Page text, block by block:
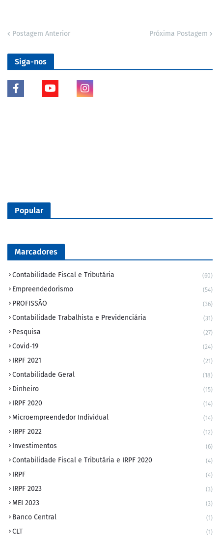
Postagem Anterior Próxima Postagem
Siga-nos
Popular
Marcadores
Contabilidade Fiscal e Tributária (60)
Empreendedorismo (54)
PROFISSÃO (36)
Contabilidade Trabalhista e Previdenciária (31)
Pesquisa (27)
Covid-19 (24)
IRPF 2021 (21)
Contabilidade Geral (18)
Dinheiro (15)
IRPF 2020 (14)
Microempreendedor Individual (14)
IRPF 2022 (12)
Investimentos (6)
Contabilidade Fiscal e Tributária e IRPF 2020 (4)
IRPF (4)
IRPF 2023 (3)
MEI 2023 (3)
Banco Central (1)
CLT (1)